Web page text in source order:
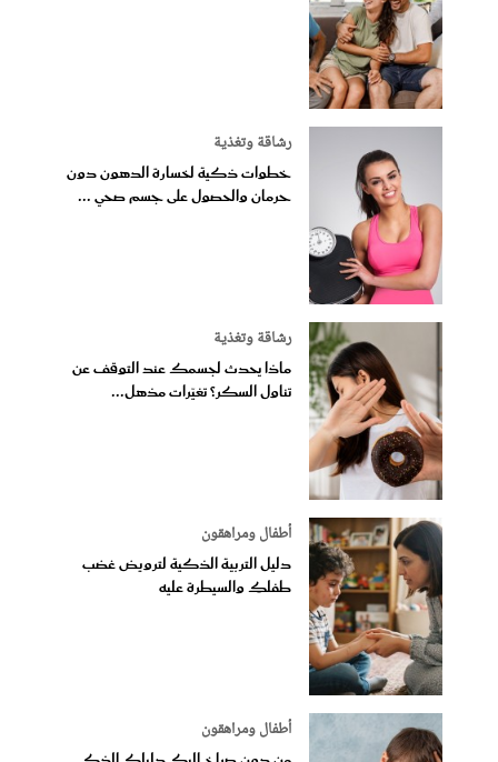
رشاقة وتغذية
خطوات ذكية لخسارة الدهون دون
حرمان والحصول على جسم صحي ...
رشاقة وتغذية
ماذا يحدث لجسمك عند التوقف عن
تناول السكر؟ تغيّرات مذهل...
أطفال ومراهقون
دليل التربية الذكية لترويض غضب
طفلكِ والسيطرة عليه
أطفال ومراهقون